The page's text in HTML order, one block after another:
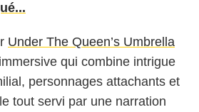
Under The Queen’s Umbrella
qui combine intrigue
personnages attachants et
tout servi par une narration